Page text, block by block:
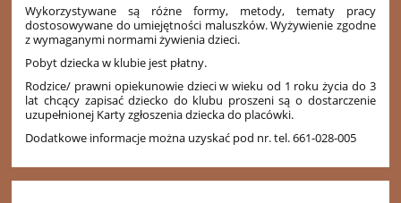
Wykorzystywane są różne formy, metody, tematy pracy
dostosowywane do umiejętności maluszków. Wyżywienie zgodne
z wymaganymi normami żywienia dzieci.
Pobyt dziecka w klubie jest płatny.
Rodzice/ prawni opiekunowie dzieci w wieku od 1 roku życia do 3
lat chcący zapisać dziecko do klubu proszeni są o dostarczenie
uzupełnionej Karty zgłoszenia dziecka do placówki.
Dodatkowe informacje można uzyskać pod nr. tel. 661-028-005